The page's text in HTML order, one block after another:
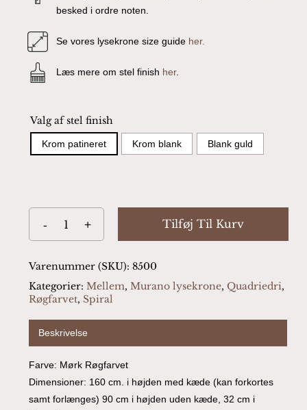
besked i ordre noten.
Se vores lysekrone size guide her.
Læs mere om stel finish her.
Valg af stel finish
Krom patineret Krom blank Blank guld
Tilføj Til Kurv
Varenummer (SKU): 8500
Kategorier: Mellem, Murano lysekrone, Quadriedri,
Røgfarvet, Spiral
Beskrivelse
Farve: Mørk Røgfarvet
Dimensioner: 160 cm. i højden med kæde (kan forkortes
samt forlænges) 90 cm i højden uden kæde, 32 cm i